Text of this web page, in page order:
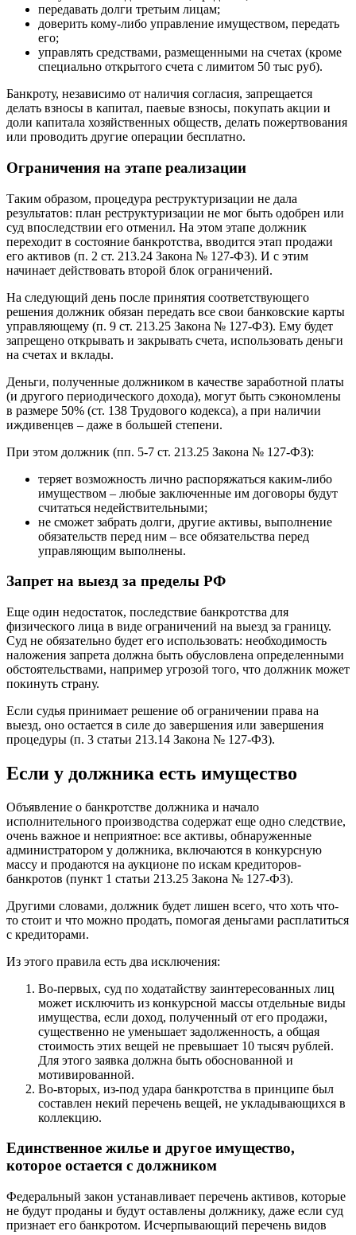
передавать долги третьим лицам;
доверить кому-либо управление имуществом, передать
его;
управлять средствами, размещенными на счетах (кроме
специально открытого счета с лимитом 50 тыс руб).
Банкроту, независимо от наличия согласия, запрещается
делать взносы в капитал, паевые взносы, покупать акции и
доли капитала хозяйственных обществ, делать пожертвования
или проводить другие операции бесплатно.
Ограничения на этапе реализации
Таким образом, процедура реструктуризации не дала
результатов: план реструктуризации не мог быть одобрен или
суд впоследствии его отменил. На этом этапе должник
переходит в состояние банкротства, вводится этап продажи
его активов (п. 2 ст. 213.24 Закона № 127-ФЗ). И с этим
начинает действовать второй блок ограничений.
На следующий день после принятия соответствующего
решения должник обязан передать все свои банковские карты
управляющему (п. 9 ст. 213.25 Закона № 127-ФЗ). Ему будет
запрещено открывать и закрывать счета, использовать деньги
на счетах и ​​вклады.
Деньги, полученные должником в качестве заработной платы
(и другого периодического дохода), могут быть сэкономлены
в размере 50% (ст. 138 Трудового кодекса), а при наличии
иждивенцев – даже в большей степени.
При этом должник (пп. 5-7 ст. 213.25 Закона № 127-ФЗ):
теряет возможность лично распоряжаться каким-либо
имуществом – любые заключенные им договоры будут
считаться недействительными;
не сможет забрать долги, другие активы, выполнение
обязательств перед ним – все обязательства перед
управляющим выполнены.
Запрет на выезд за пределы РФ
Еще один недостаток, последствие банкротства для
физического лица в виде ограничений на выезд за границу.
Суд не обязательно будет его использовать: необходимость
наложения запрета должна быть обусловлена ​​определенными
обстоятельствами, например угрозой того, что должник может
покинуть страну.
Если судья принимает решение об ограничении права на
выезд, оно остается в силе до завершения или завершения
процедуры (п. 3 статьи 213.14 Закона № 127-ФЗ).
Если у должника есть имущество
Объявление о банкротстве должника и начало
исполнительного производства содержат еще одно следствие,
очень важное и неприятное: все активы, обнаруженные
администратором у должника, включаются в конкурсную
массу и продаются на аукционе по искам кредиторов-
банкротов (пункт 1 статьи 213.25 Закона № 127-ФЗ).
Другими словами, должник будет лишен всего, что хоть что-
то стоит и что можно продать, помогая деньгами расплатиться
с кредиторами.
Из этого правила есть два исключения:
Во-первых, суд по ходатайству заинтересованных лиц
может исключить из конкурсной массы отдельные виды
имущества, если доход, полученный от его продажи,
существенно не уменьшает задолженность, а общая
стоимость этих вещей не превышает 10 тысяч рублей.
Для этого заявка должна быть обоснованной и
мотивированной.
Во-вторых, из-под удара банкротства в принципе был
составлен некий перечень вещей, не укладывающихся в
коллекцию.
Единственное жилье и другое имущество,
которое остается с должником
Федеральный закон устанавливает перечень активов, которые
не будут проданы и будут оставлены должнику, даже если суд
признает его банкротом. Исчерпывающий перечень видов